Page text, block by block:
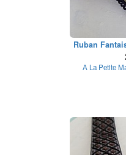
Ruban
A La Petite